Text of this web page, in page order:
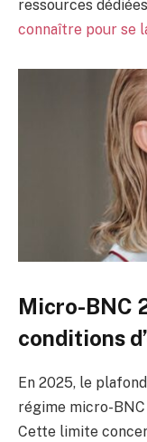
ressources
connaître pour se
Micro-BNC
conditions
En 2025, le
régime micro-
Cette limite